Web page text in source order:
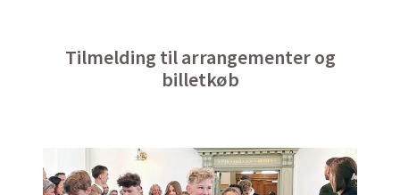
Tilmelding til arrangementer og
billetkøb